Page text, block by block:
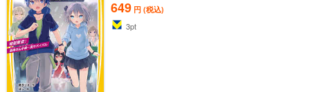
649 円 (税込)
3pt